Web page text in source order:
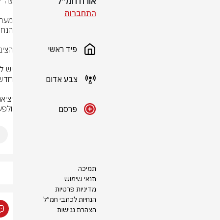
התחברות
פיד ראשי
צבע אדום
פרסם
תמיכה
תנאי שימוש
מדיניות פרטיות
הנחיות לכתבי חמ״ל
הצהרת נגישות